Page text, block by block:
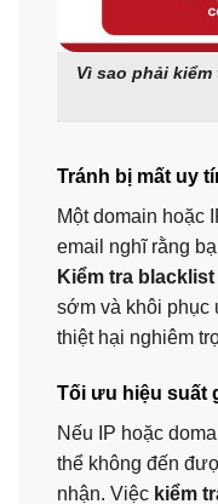
Vì sao phải
Tránh bị mất uy
Một domain hoặc
email nghĩ rằng
Kiểm tra
sớm và khôi phục
thiệt hại nghiêm
Tối ưu hiệu suất
Nếu IP hoặc
thể không đến
nhận. Việc kiểm